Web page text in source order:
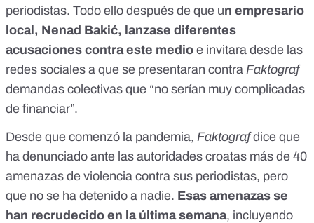
periodistas. Todo ello después de que un empresario
local, Nenad Bakić, lanzase diferentes
acusaciones contra este medio e invitara desde las
redes sociales a que se presentaran contra Faktograf
demandas colectivas que “no serían muy complicadas
de financiar”.
Desde que comenzó la pandemia, Faktografdice que
ha denunciado ante las autoridades croatas más de 40
amenazas de violencia contra sus periodistas, pero
que no se ha detenido a nadie. Esas amenazas se
han recrudecido en la última semana, incluyendo